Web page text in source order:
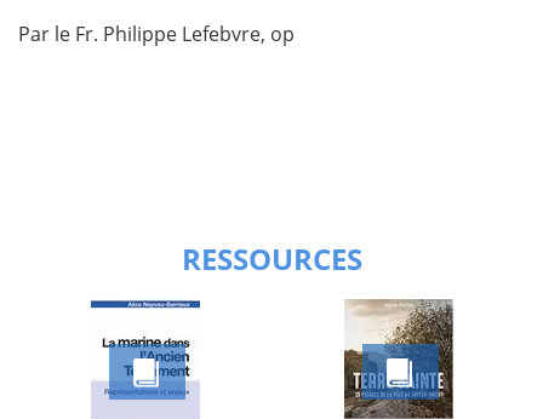
Par le Fr. Philippe Lefebvre, op
RESSOURCES